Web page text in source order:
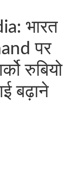
भारत
पर
रुबियो
बढ़ाने